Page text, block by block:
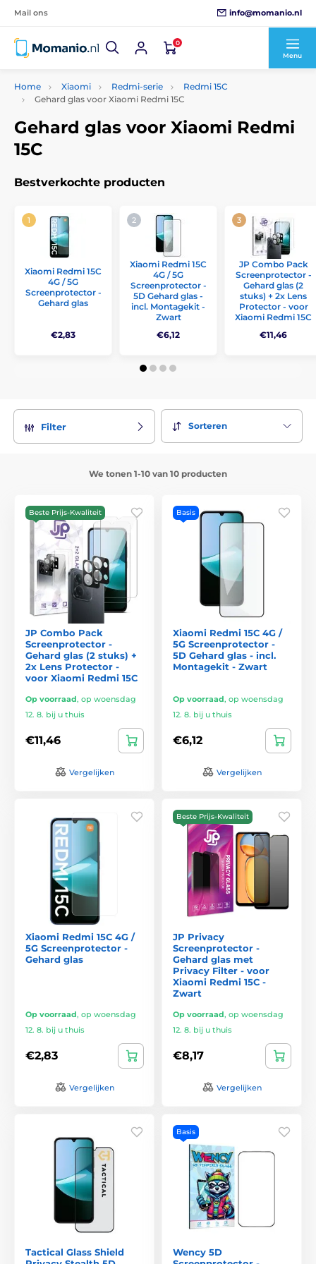
Mail ons info@momanio.nl
0
Menu
Home Xiaomi Redmi-serie
Redmi 15C
Gehard glas voor Xiaomi Redmi 15C
Gehard glas voor Xiaomi Redmi
15C
Bestverkochte producten
Xiaomi Redmi 15C
4G / 5G
Screenprotector -
Gehard glas
€2,83
Xiaomi Redmi 15C
4G / 5G
Screenprotector -
5D Gehard glas -
incl. Montagekit -
Zwart
€6,12
JP Combo Pack
Screenprotector -
Gehard glas (2
stuks) + 2x Lens
Protector - voor
Xiaomi Redmi 15C
€11,46
Filter Sorteren
We tonen 1-10 van 10 producten
Beste Prijs-Kwaliteit
JP Combo Pack
Screenprotector -
Gehard glas (2 stuks) +
2x Lens Protector -
voor Xiaomi Redmi 15C
Op voorraad, op woensdag
12. 8. bij u thuis
€11,46
Vergelijken
Basis
Xiaomi Redmi 15C 4G /
5G Screenprotector -
5D Gehard glas - incl.
Montagekit - Zwart
Op voorraad, op woensdag
12. 8. bij u thuis
€6,12
Vergelijken
Xiaomi Redmi 15C 4G /
5G Screenprotector -
Gehard glas
Op voorraad, op woensdag
12. 8. bij u thuis
€2,83
Vergelijken
Beste Prijs-Kwaliteit
JP Privacy
Screenprotector -
Gehard glas met
Privacy Filter - voor
Xiaomi Redmi 15C -
Zwart
Op voorraad, op woensdag
12. 8. bij u thuis
€8,17
Vergelijken
Tactical Glass Shield
Basis
Wency 5D